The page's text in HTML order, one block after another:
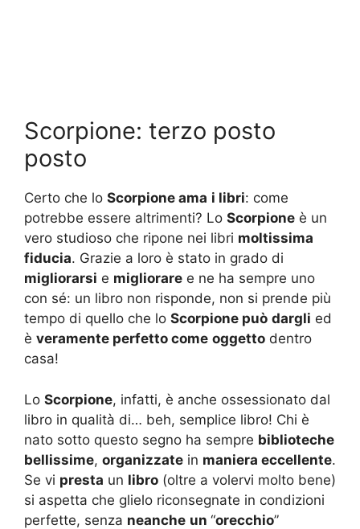
Scorpione: terzo posto
posto
Certo che lo Scorpione ama i libri: come
potrebbe essere altrimenti? Lo Scorpione è un
vero studioso che ripone nei libri moltissima
fiducia. Grazie a loro è stato in grado di
migliorarsi e migliorare e ne ha sempre uno
con sé: un libro non risponde, non si prende più
tempo di quello che lo Scorpione può dargli ed
è veramente perfetto come oggetto dentro
casa!
Lo Scorpione, infatti, è anche ossessionato dal
libro in qualità di… beh, semplice libro! Chi è
nato sotto questo segno ha sempre biblioteche
bellissime, organizzate in maniera eccellente.
Se vi presta un libro (oltre a volervi molto bene)
si aspetta che glielo riconsegnate in condizioni
perfette, senza neanche un “orecchio”